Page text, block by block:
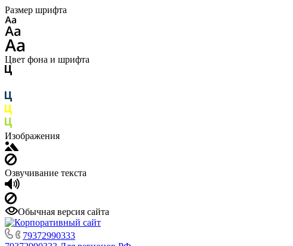
Размер шрифта
Цвет фона и шрифта
Изображения
Озвучивание текста
Обычная версия сайта
79372990333